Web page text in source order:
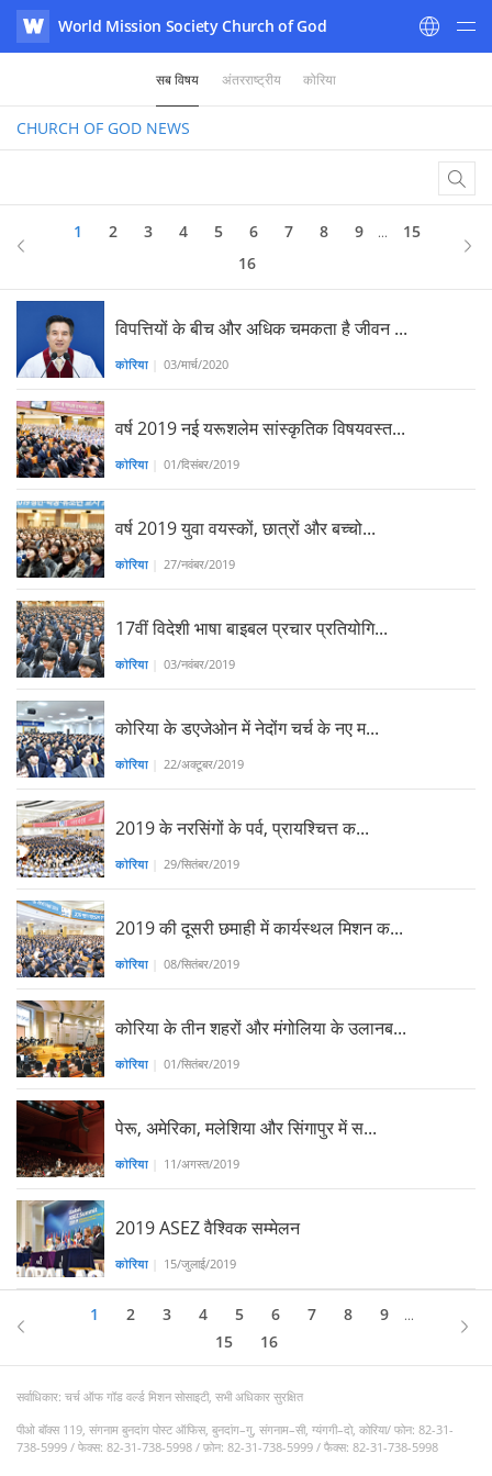
WATV
World Mission Society Church of God
सब विषय अंतरराष्ट्रीय कोरिया
CHURCH OF GOD NEWS
1 2 3 4 5 6 7 8 9 ...
15
16
विपत्तियों के बीच और अधिक चमकता है जीवन ...
कोरिया 03/मार्च/2020
वर्ष 2019 नई यरूशलेम सांस्कृतिक विषयवस्त...
कोरिया 01/दिसंबर/2019
वर्ष 2019 युवा वयस्कों, छात्रों और बच्चो...
कोरिया 27/नवंबर/2019
17वीं विदेशी भाषा बाइबल प्रचार प्रतियोगि...
कोरिया 03/नवंबर/2019
कोरिया के डएजेओन में नेदोंग चर्च के नए म...
कोरिया 22/अक्टूबर/2019
2019 के नरसिंगों के पर्व, प्रायश्चित्त क...
कोरिया 29/सितंबर/2019
2019 की दूसरी छमाही में कार्यस्थल मिशन क...
कोरिया 08/सितंबर/2019
कोरिया के तीन शहरों और मंगोलिया के उलानब...
कोरिया 01/सितंबर/2019
पेरू, अमेरिका, मलेशिया और सिंगापुर में स...
कोरिया 11/अगस्त/2019
2019 ASEZ वैश्विक सम्मेलन
कोरिया 15/जुलाई/2019
1 2 3 4 5 6 7 8 9 ...
15 16
सर्वाधिकार: चर्च ऑफ गॉड वर्ल्ड मिशन सोसाइटी, सभी अधिकार सुरक्षित
पीओ बॉक्स 119, संगनाम बुनदांग पोस्ट ऑफिस, बुनदांग–गु, संगनाम–सी, ग्यंगगी–दो, कोरिया/ फोन: 82-31-
738-5999 / फेक्स: 82-31-738-5998 / फ़ोन: 82-31-738-5999 / फैक्स: 82-31-738-5998